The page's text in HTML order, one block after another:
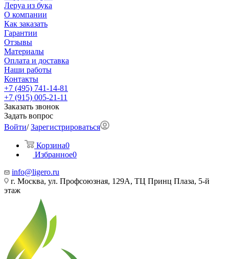
Леруа из бука
О компании
Как заказать
Гарантии
Отзывы
Материалы
Оплата и доставка
Наши работы
Контакты
+7 (495) 741-14-81
+7 (915) 005-21-11
Заказать звонок
Задать вопрос
Войти/Зарегистрироваться
Корзина0
Избранное0
info@ligero.ru
г. Москва, ул. Профсоюзная, 129А, ТЦ Принц Плаза, 5-й
этаж